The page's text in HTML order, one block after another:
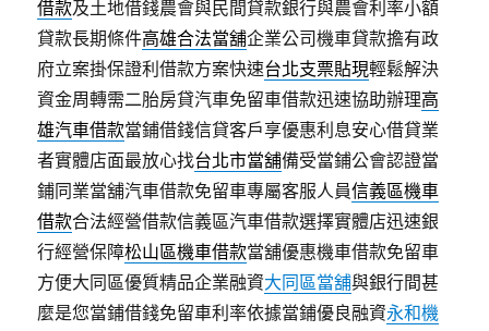
借款及土地借錢農會與民間貸款銀行與農會利率小額
貸款長期條件高雄合法當舖企業公司機車貸款擔有政
府立案掛保證利借款方案快速台北支票貼現輕鬆解決
資金周轉需二胎房貸汽車免留車借款迅速協助辦理高
雄汽車借款當鋪借錢信貸客戶享優惠利息安心借貸業
者實體店面最放心找台北市當舖備受當鋪公會認證當
鋪同業當舖汽車借款免留車專屬客服人員信義區機車
借款合法經營借款信義區汽車借款選擇實體店迅速銀
行經營保障松山區機車借款當舖優惠機車借款免留車
方便大同區優質精品企業融資大同區當舖與銀行間甚
麼是您當鋪借錢免留車利率依據當鋪優良融資永和機